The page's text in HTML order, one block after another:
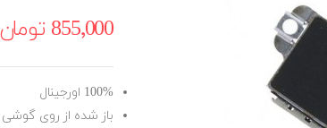
855٬000 ‎تومان
100% اورجینال
باز شده از روی گوشی